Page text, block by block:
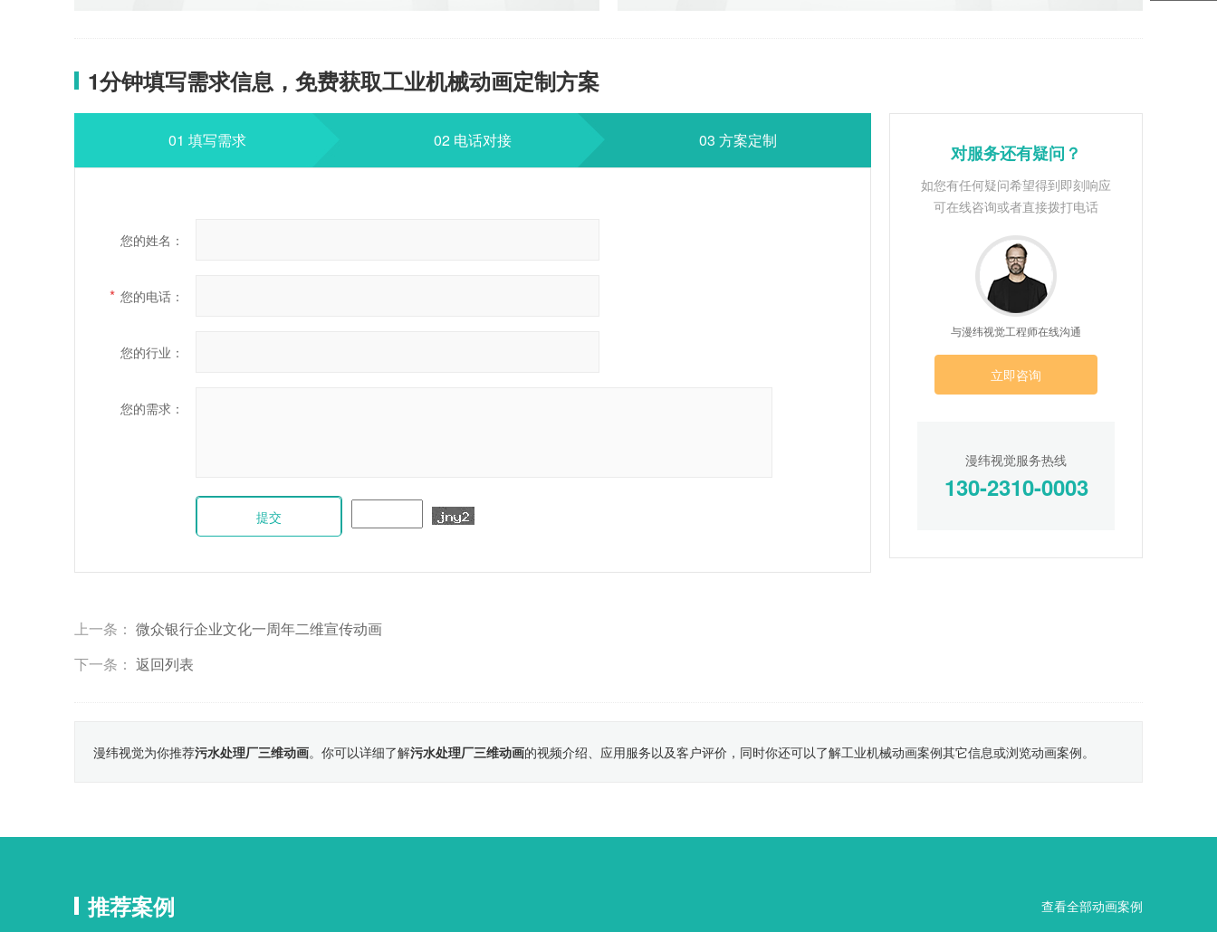
1分钟填写需求信息，免费获取工业机械动画定制方案
01 填写需求 02 电话对接 03 方案定制
您的姓名：
* 您的电话：
您的行业：
您的需求：
对服务还有疑问？
如您有任何疑问希望得到即刻响应
可在线咨询或者直接拨打电话
与漫纬视觉工程师在线沟通
立即咨询
漫纬视觉服务热线
130-2310-0003
上一条： 微众银行企业文化一周年二维宣传动画
下一条： 返回列表
漫纬视觉为你推荐污水处理厂三维动画。你可以详细了解污水处理厂三维动画的视频介绍、应用服务以及客户评价，同时你还可以了解工业机械动画案例其它信息或浏览动画案例。
推荐案例 查看全部动画案例